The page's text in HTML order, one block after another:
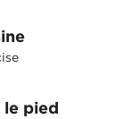
pied